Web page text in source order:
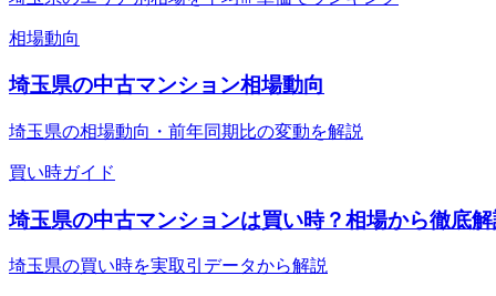
相場動向
埼玉県の中古マンション相場動向
埼玉県の相場動向・前年同期比の変動を解説
買い時ガイド
埼玉県の中古マンションは買い時？相場から徹底
埼玉県の買い時を実取引データから解説